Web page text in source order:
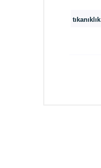
tıkanıklık